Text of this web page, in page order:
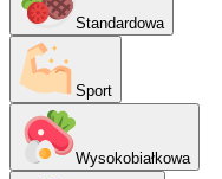
Standardowa
Sport
Wysokobiałkowa